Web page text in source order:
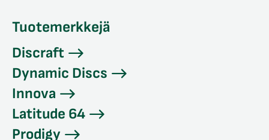
Tuotemerkkejä
Discraft
Dynamic Discs
Innova
Latitude 64
Prodigy